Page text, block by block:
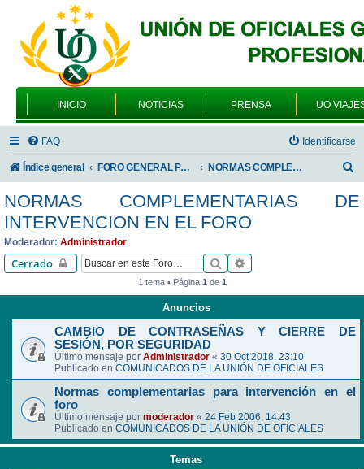
INICIO NOTICIAS PRENSA UO
FAQ Identificarse
Índice general FORO GENERAL PARA TODOS LOS USUARIOS NORMAS COMPLEMENTARIAS DE INTERVENCION EN EL FORO
s
NORMAS COMPLEMENTARIAS DE
INTERVENCION EN EL FORO
Moderador: Administrador
Cerrado Buscar
1 tema • Página 1de 1
Anuncios
CAMBIO DE CONTRASEÑAS Y CIERRE DE
SESIÓN, POR SEGURIDAD
Último mensaje por Administrador « 30 Oct 2018, 23:10
Publicado en COMUNICADOS DE LA UNIÓN DE OFICIALES
Normas complementarias para intervención en el
foro
Último mensaje por moderador « 24 Feb 2006, 14:43
Publicado en COMUNICADOS DE LA UNIÓN DE OFICIALES
Temas